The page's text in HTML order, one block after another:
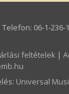
Telefon: 06-1-236-
feltételek |
: Universal